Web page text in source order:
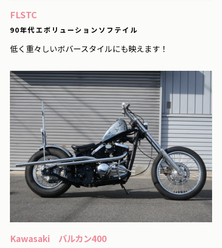
FLSTC
90年代エボリューションソフテイル
低く重々しいボバースタイルにも映えます！
Kawasaki バルカン400